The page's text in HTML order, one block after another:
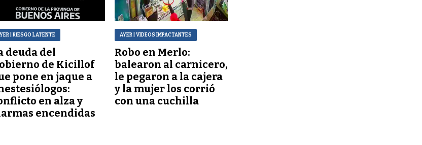
| RIESGO LATENTE
deuda del
de Kicillof
pone en jaque a
en alza y
encendidas
AYER | VIDEOS IMPACTANTES
Robo en Merlo:
balearon al carnicero,
le pegaron a la cajera
y la mujer los corrió
con una cuchilla